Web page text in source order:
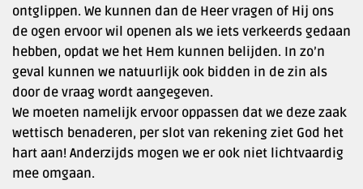
ontglippen. We kunnen dan de Heer vragen of Hij ons
de ogen ervoor wil openen als we iets verkeerds gedaan
hebben, opdat we het Hem kunnen belijden. In zo’n
geval kunnen we natuurlijk ook bidden in de zin als
door de vraag wordt aangegeven.
We moeten namelijk ervoor oppassen dat we deze zaak
wettisch benaderen, per slot van rekening ziet God het
hart aan! Anderzijds mogen we er ook niet lichtvaardig
mee omgaan.